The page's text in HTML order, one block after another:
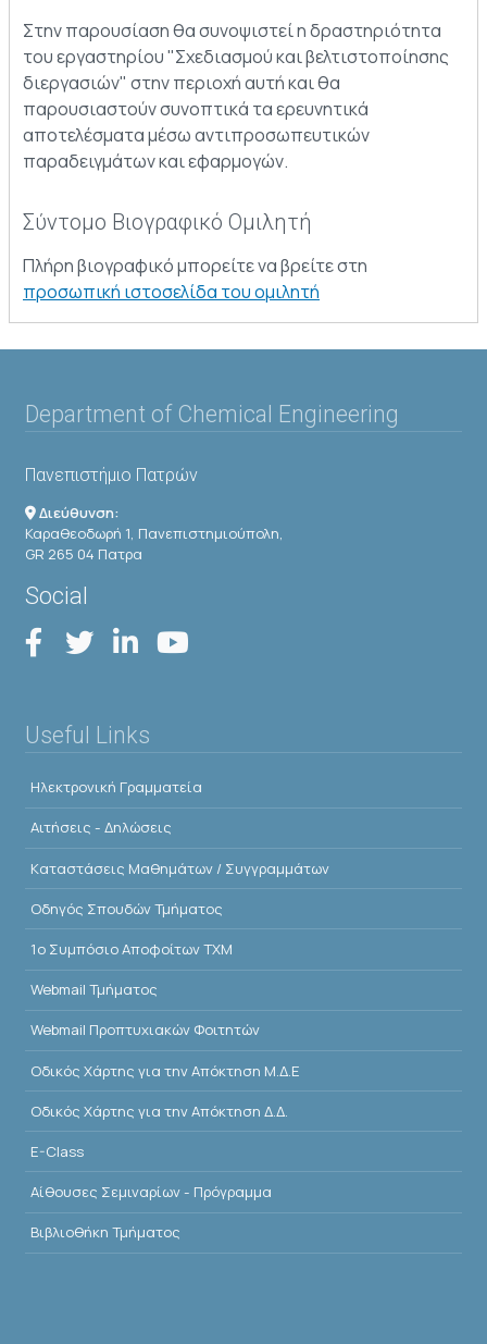
Στην παρουσίαση θα συνοψιστεί η δραστηριότητα
του εργαστηρίου "Σχεδιασμού και βελτιστοποίησης
διεργασιών" στην περιοχή αυτή και θα
παρουσιαστούν συνοπτικά τα ερευνητικά
αποτελέσματα μέσω αντιπροσωπευτικών
παραδειγμάτων και εφαρμογών.
Σύντομο Βιογραφικό Ομιλητή
Πλήρη βιογραφικό μπορείτε να βρείτε στη
προσωπική ιστοσελίδα του ομιλητή
Department of Chemical Engineering
Πανεπιστήμιο Πατρών
Διεύθυνση:
Καραθεοδωρή 1, Πανεπιστημιούπολη,
GR 265 04 Πατρα
Social
Useful Links
Ηλεκτρονική Γραμματεία
Αιτήσεις - Δηλώσεις
Kαταστάσεις Μαθημάτων / Συγγραμμάτων
Οδηγός Σπουδών Τμήματος
1o Συμπόσιο Αποφοίτων ΤΧΜ
Webmail Τμήματος
Webmail Προπτυχιακών Φοιτητών
Οδικός Χάρτης για την Απόκτηση Μ.Δ.Ε
Οδικός Χάρτης για την Απόκτηση Δ.Δ.
E-Class
Αίθουσες Σεμιναρίων - Πρόγραμμα
Βιβλιοθήκη Τμήματος